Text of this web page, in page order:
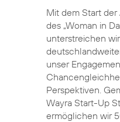
Mit dem Start
des „Woman in
unterstreichen
unser
Perspektiven.
Wayra Start-Up
ermöglichen wir